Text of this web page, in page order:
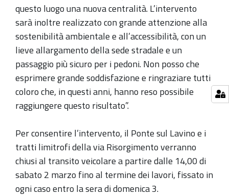
questo luogo una nuova centralità. L’intervento
sarà inoltre realizzato con grande attenzione alla
sostenibilità ambientale e all’accessibilità, con un
lieve allargamento della sede stradale e un
passaggio più sicuro per i pedoni. Non posso che
esprimere grande soddisfazione e ringraziare tutti
coloro che, in questi anni, hanno reso possibile
raggiungere questo risultato”.
Per consentire l’intervento, il Ponte sul Lavino e i
tratti limitrofi della via Risorgimento verranno
chiusi al transito veicolare a partire dalle 14,00 di
sabato 2 marzo fino al termine dei lavori, fissato in
ogni caso entro la sera di domenica 3.